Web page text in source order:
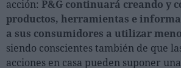
acción: P&G continuará creando y
productos, herramientas e
a sus consumidores a utilizar
siendo conscientes también de que
acciones en casa pueden suponer